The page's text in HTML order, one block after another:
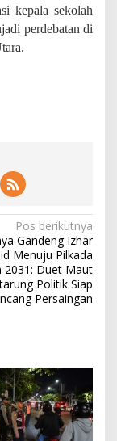
kepala sekolah
perdebatan di
Pos berikutnya
Gandeng Izhar
Menuju Pilkada
2031: Duet Maut
Politik Siap
Persaingan